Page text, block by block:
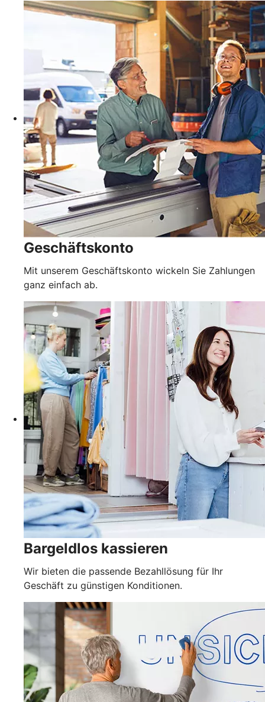
Geschäftskonto
Mit unserem Geschäftskonto wickeln Sie Zahlungen
ganz einfach ab.
Bargeldlos kassieren
Wir bieten die passende Bezahllösung für Ihr
Geschäft zu günstigen Konditionen.